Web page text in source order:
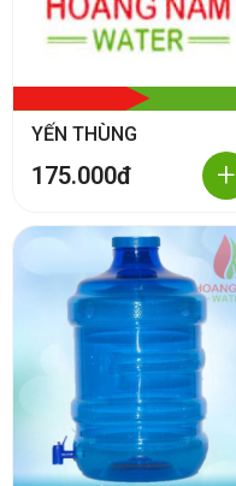
YẾN THÙNG
175.000đ +